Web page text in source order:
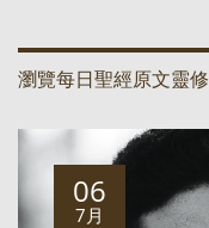
瀏覽每日聖經原文靈修
06
7月